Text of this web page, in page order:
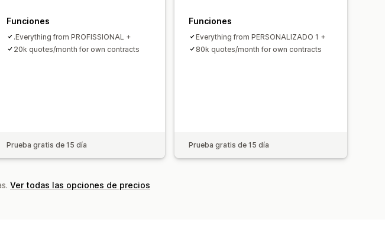
Funciones
.Everything from PROFISSIONAL +
20k quotes/month for own contracts
Prueba gratis de 15 día
Funciones
Everything from PERSONALIZADO 1 +
80k quotes/month for own contracts
Prueba gratis de 15 día
Ver todas las opciones de precios